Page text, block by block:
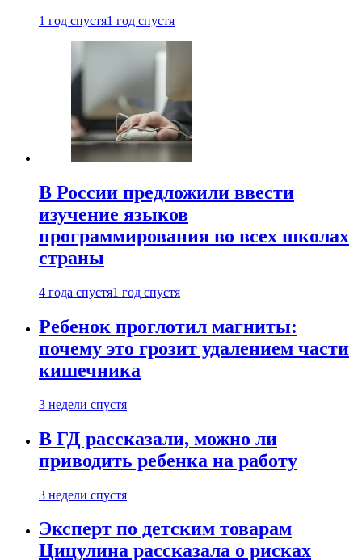
1 год спустя1 год спустя
В России предложили ввести
изучение языков
программирования во всех школах
страны
4 года спустя1 год спустя
Ребенок проглотил магниты:
почему это грозит удалением части
кишечника
3 недели спустя
В ГД рассказали, можно ли
приводить ребенка на работу
3 недели спустя
Эксперт по детским товарам
Цицулина рассказала о рисках